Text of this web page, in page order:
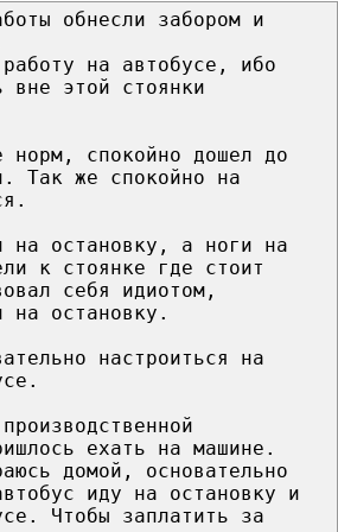
обнесли забором и
на автобусе, ибо
вне этой стоянки
норм, спокойно дошел до
Так же спокойно на
на остановку, а ноги на
к стоянке где стоит
себя идиотом,
на остановку.
настроиться на
ехать на машине.
домой, основательно
иду на остановку и
Чтобы заплатить за